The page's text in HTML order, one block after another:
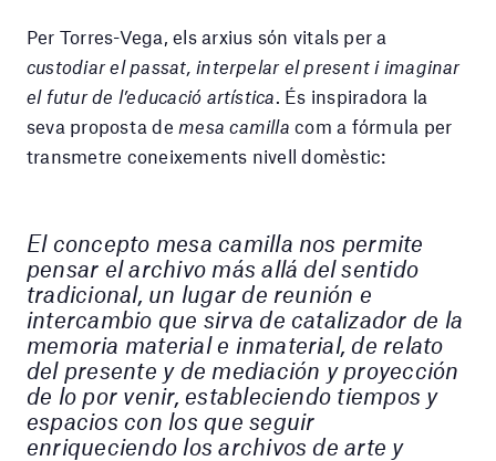
Per Torres-Vega, els arxius són vitals per a
custodiar el passat, interpelar el present i imaginar
el futur de l’educació artística . És inspiradora la
seva proposta de mesa camilla com a fórmula per
transmetre coneixements nivell domèstic:
El concepto mesa camilla nos permite
pensar el archivo más allá del sentido
tradicional, un lugar de reunión e
intercambio que sirva de catalizador de la
memoria material e inmaterial, de relato
del presente y de mediación y proyección
de lo por venir, estableciendo tiempos y
espacios con los que seguir
enriqueciendo los archivos de arte y